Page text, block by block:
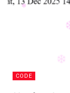
CODE